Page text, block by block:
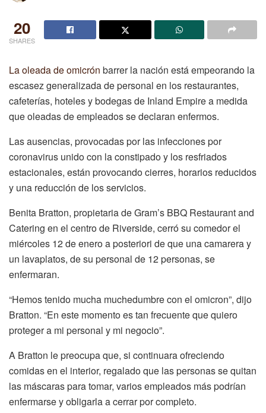
20
SHARES
La oleada de omicrón barrer la nación está empeorando la
escasez generalizada de personal en los restaurantes,
cafeterías, hoteles y bodegas de Inland Empire a medida
que oleadas de empleados se declaran enfermos.
Las ausencias, provocadas por las infecciones por
coronavirus unido con la constipado y los resfriados
estacionales, están provocando cierres, horarios reducidos
y una reducción de los servicios.
Benita Bratton, propietaria de Gram’s BBQ Restaurant and
Catering en el centro de Riverside, cerró su comedor el
miércoles 12 de enero a posteriori de que una camarera y
un lavaplatos, de su personal de 12 personas, se
enfermaran.
“Hemos tenido mucha muchedumbre con el omicron”, dijo
Bratton. “En este momento es tan frecuente que quiero
proteger a mi personal y mi negocio”.
A Bratton le preocupa que, si continuara ofreciendo
comidas en el interior, regalado que las personas se quitan
las máscaras para tomar, varios empleados más podrían
enfermarse y obligarla a cerrar por completo.